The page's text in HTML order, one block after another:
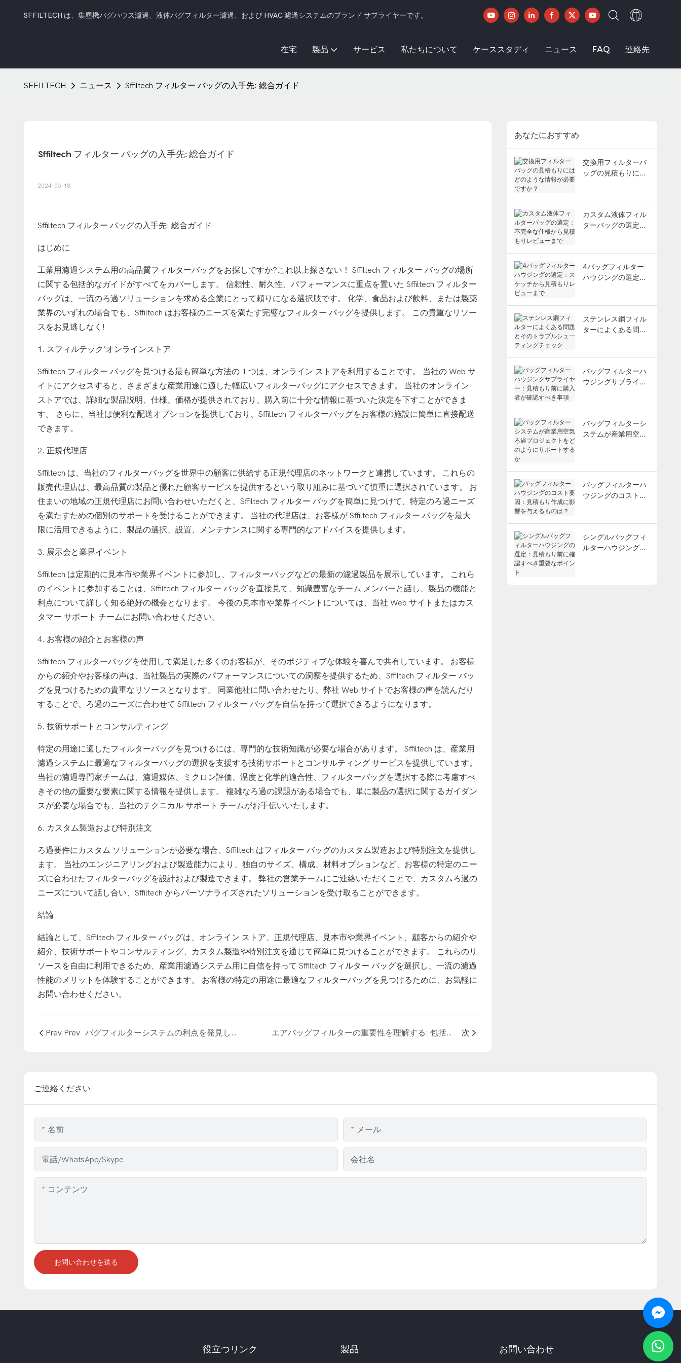
SFFILTECH は、集塵機バグハウス濾過、液体バグフィルター濾過、および HVAC 濾過システムのブランド サプライヤーです。
在宅 製品 サービス 私たちについて ケーススタディ ニュース FAQ 連絡先
SFFILTECH ニュース Sffiltech フィルター バッグの入手先: 総合ガイド
Sffiltech フィルター バッグの入手先: 総合ガイド
2024-06-18
Sffiltech フィルター バッグの入手先: 総合ガイド
はじめに
工業用濾過システム用の高品質フィルターバッグをお探しですか?これ以上探さない！ Sffiltech フィルター バッグの場所
に関する包括的なガイドがすべてをカバーします。 信頼性、耐久性、パフォーマンスに重点を置いた Sffiltech フィルター
バッグは、一流のろ過ソリューションを求める企業にとって頼りになる選択肢です。 化学、食品および飲料、または製薬
業界のいずれの場合でも、Sffiltech はお客様のニーズを満たす完璧なフィルター バッグを提供します。 この貴重なリソー
スをお見逃しなく!
1. スフィルテック’オンラインストア
Sffiltech フィルター バッグを見つける最も簡単な方法の 1 つは、オンライン ストアを利用することです。 当社の Web サ
イトにアクセスすると、さまざまな産業用途に適した幅広いフィルターバッグにアクセスできます。 当社のオンライン
ストアでは、詳細な製品説明、仕様、価格が提供されており、購入前に十分な情報に基づいた決定を下すことができま
す。 さらに、当社は便利な配送オプションを提供しており、Sffiltech フィルターバッグをお客様の施設に簡単に直接配送
できます。
2. 正規代理店
Sffiltech は、当社のフィルターバッグを世界中の顧客に供給する正規代理店のネットワークと連携しています。 これらの
販売代理店は、最高品質の製品と優れた顧客サービスを提供するという取り組みに基づいて慎重に選択されています。 お
住まいの地域の正規代理店にお問い合わせいただくと、Sffiltech フィルター バッグを簡単に見つけて、特定のろ過ニーズ
を満たすための個別のサポートを受けることができます。 当社の代理店は、お客様が Sffiltech フィルター バッグを最大
限に活用できるように、製品の選択、設置、メンテナンスに関する専門的なアドバイスを提供します。
3. 展示会と業界イベント
Sffiltech は定期的に見本市や業界イベントに参加し、フィルターバッグなどの最新の濾過製品を展示しています。 これら
のイベントに参加することは、Sffiltech フィルター バッグを直接見て、知識豊富なチーム メンバーと話し、製品の機能と
利点について詳しく知る絶好の機会となります。 今後の見本市や業界イベントについては、当社 Web サイトまたはカス
タマー サポート チームにお問い合わせください。
4. お客様の紹介とお客様の声
Sffiltech フィルターバッグを使用して満足した多くのお客様が、そのポジティブな体験を喜んで共有しています。 お客様
からの紹介やお客様の声は、当社製品の実際のパフォーマンスについての洞察を提供するため、Sffiltech フィルター バッ
グを見つけるための貴重なリソースとなります。 同業他社に問い合わせたり、弊社 Web サイトでお客様の声を読んだり
することで、ろ過のニーズに合わせて Sffiltech フィルター バッグを自信を持って選択できるようになります。
5. 技術サポートとコンサルティング
特定の用途に適したフィルターバッグを見つけるには、専門的な技術知識が必要な場合があります。 Sffiltech は、産業用
濾過システムに最適なフィルターバッグの選択を支援する技術サポートとコンサルティング サービスを提供しています。
当社の濾過専門家チームは、濾過媒体、ミクロン評価、温度と化学的適合性、フィルターバッグを選択する際に考慮すべ
きその他の重要な要素に関する情報を提供します。 複雑なろ過の課題がある場合でも、単に製品の選択に関するガイダン
スが必要な場合でも、当社のテクニカル サポート チームがお手伝いいたします。
6. カスタム製造および特別注文
ろ過要件にカスタム ソリューションが必要な場合、Sffiltech はフィルター バッグのカスタム製造および特別注文を提供し
ます。 当社のエンジニアリングおよび製造能力により、独自のサイズ、構成、材料オプションなど、お客様の特定のニー
ズに合わせたフィルターバッグを設計および製造できます。 弊社の営業チームにご連絡いただくことで、カスタムろ過の
ニーズについて話し合い、Sffiltech からパーソナライズされたソリューションを受け取ることができます。
結論
結論として、Sffiltech フィルター バッグは、オンライン ストア、正規代理店、見本市や業界イベント、顧客からの紹介や
紹介、技術サポートやコンサルティング、カスタム製造や特別注文を通じて簡単に見つけることができます。 これらのリ
ソースを自由に利用できるため、産業用濾過システム用に自信を持って Sffiltech フィルター バッグを選択し、一流の濾過
性能のメリットを体験することができます。 お客様の特定の用途に最適なフィルターバッグを見つけるために、お気軽に
お問い合わせください。
Prev Prev バグフィルターシステムの利点を発見してください: 濾過のニーズにバグフィルターを使用する理由 エアバッグフィルターの重要性を理解する: 包括的なガイド 次
あなたにおすすめ
交換用フィルターバ
ッグの見積もりには
カスタム液体フィル
ターバッグの選定：
4バッグフィルター
ハウジングの選定：
ステンレス鋼フィル
ターによくある問題
バッグフィルターハ
ウジングサプライヤ
バッグフィルターシ
ステムが産業用空気
バッグフィルターハ
ウジングのコスト要
シングルバッグフィ
ルターハウジングの
ご連絡ください
名前 メール
電話/WhatsApp/Skype 会社名
コンテンツ
お問い合わせを送る
役立つリンク 製品 お問い合わせ